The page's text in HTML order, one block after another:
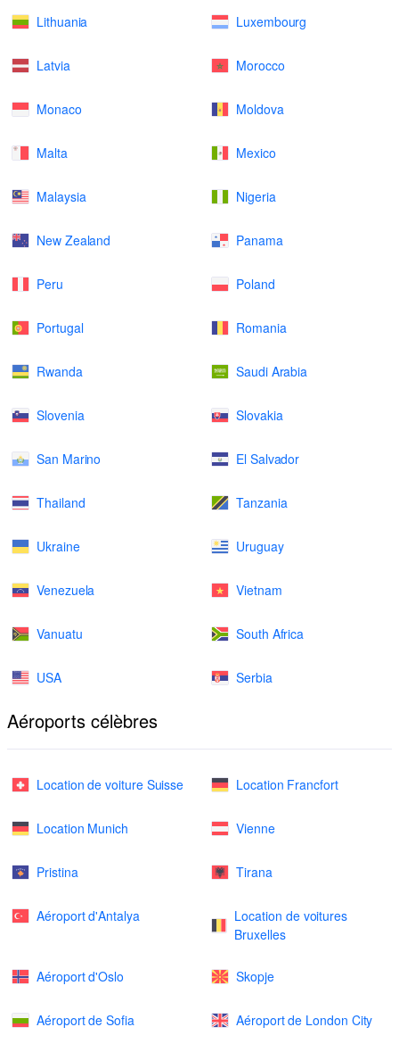
Lithuania Luxembourg
Latvia Morocco
Monaco Moldova
Malta Mexico
Malaysia Nigeria
New Zealand Panama
Peru Poland
Portugal Romania
Rwanda Saudi Arabia
Slovenia Slovakia
San Marino El Salvador
Thailand Tanzania
Ukraine Uruguay
Venezuela Vietnam
Vanuatu South Africa
USA Serbia
Aéroports célèbres
Location de voiture Suisse Location Francfort
Location Munich Vienne
Pristina Tirana
Aéroport d'Antalya
Location de voitures
Bruxelles
Aéroport d'Oslo Skopje
Aéroport de Sofia Aéroport de London City